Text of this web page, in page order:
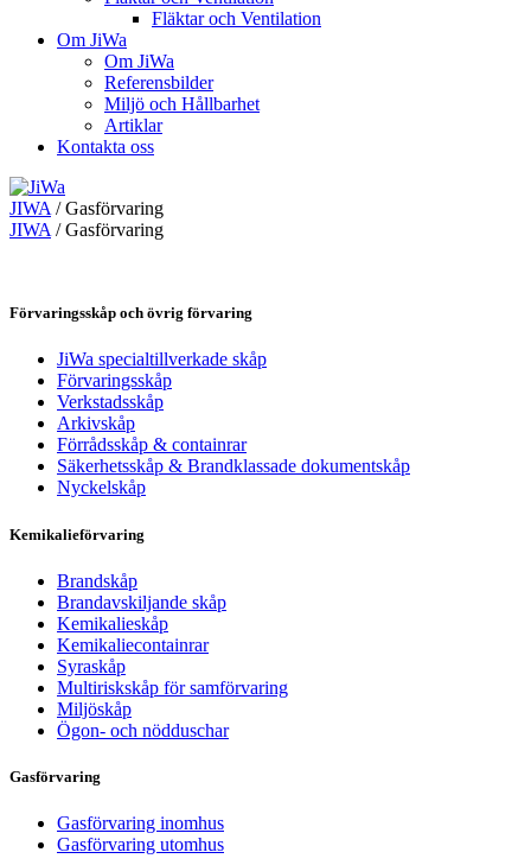
Fläktar och Ventilation
Om JiWa
Om JiWa
Referensbilder
Miljö och Hållbarhet
Artiklar
Kontakta oss
JIWA /Gasförvaring
JIWA /Gasförvaring
Förvaringsskåp och övrig förvaring
JiWa specialtillverkade skåp
Förvaringsskåp
Verkstadsskåp
Arkivskåp
Förrådsskåp & containrar
Säkerhetsskåp & Brandklassade dokumentskåp
Nyckelskåp
Kemikalieförvaring
Brandskåp
Brandavskiljande skåp
Kemikalieskåp
Kemikaliecontainrar
Syraskåp
Multiriskskåp för samförvaring
Miljöskåp
Ögon- och nödduschar
Gasförvaring
Gasförvaring inomhus
Gasförvaring utomhus